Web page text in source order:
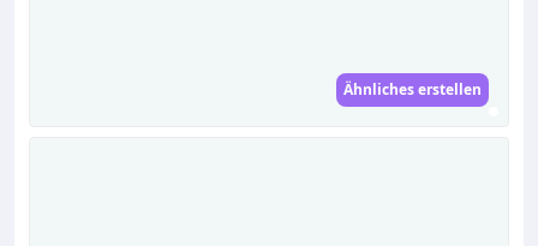
Ähnliches erstellen